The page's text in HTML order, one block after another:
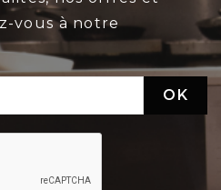
vous à notre